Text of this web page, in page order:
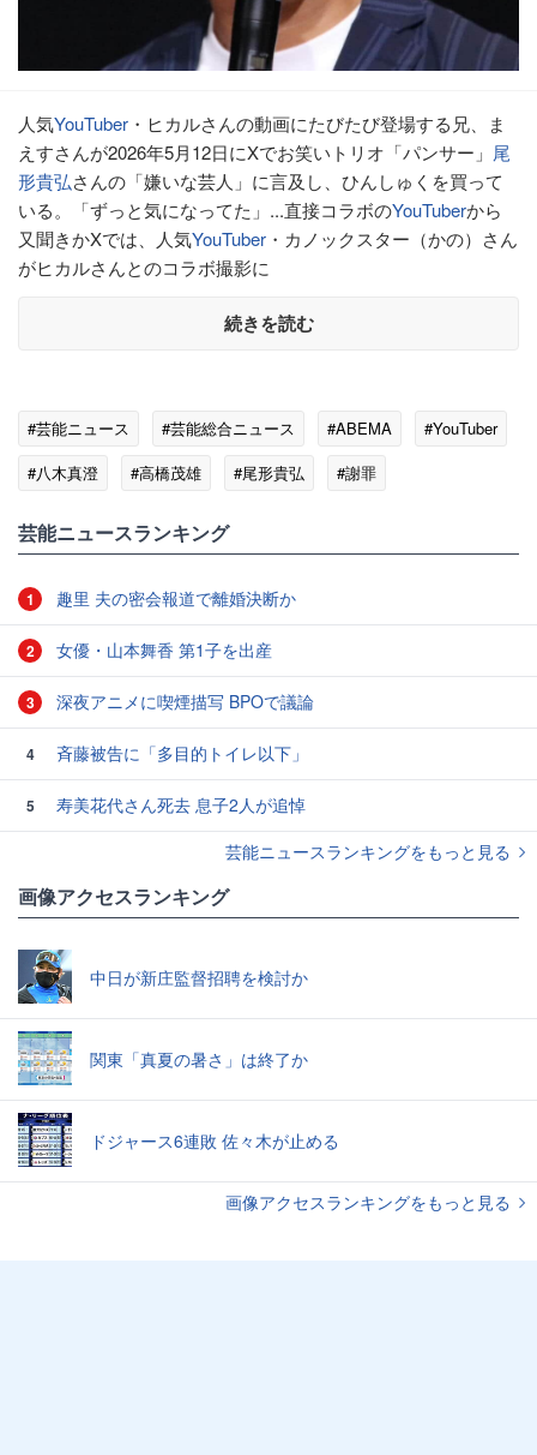
人気YouTuber ・ヒカルさんの動画にたびたび登場する兄、ま
えすさんが2026年5月12日にXでお笑いトリオ「パンサー」 尾
形貴弘さんの「嫌いな芸人」に言及し、ひんしゅくを買って
いる。「ずっと気になってた」...直接コラボのYouTuberから
又聞きかXでは、人気YouTuber ・カノックスター（かの）さん
がヒカルさんとのコラボ撮影に
続きを読む
#芸能ニュース #芸能総合ニュース #ABEMA
#YouTuber
#八木真澄
#高橋茂雄 #尾形貴弘
#謝罪
芸能ニュースランキング
1 趣里 夫の密会報道で離婚決断か
2 女優・山本舞香 第1子を出産
3 深夜アニメに喫煙描写 BPOで議論
4 斉藤被告に「多目的トイレ以下」
5
寿美花代さん死去 息子2人が追悼
芸能ニュースランキングをもっと見る
画像アクセスランキング
中日が新庄監督招聘を検討か
関東「真夏の暑さ」は終了か
ドジャース6連敗 佐々木が止める
画像アクセスランキングをもっと見る